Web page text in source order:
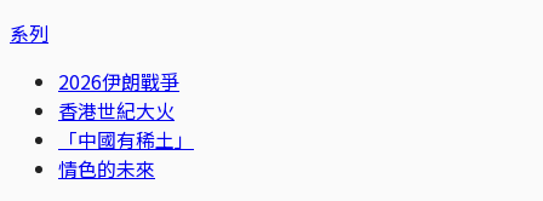
系列
2026伊朗戰爭
香港世紀大火
「中國有稀土」
情色的未來